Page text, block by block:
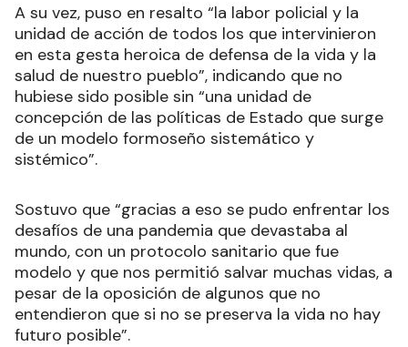
A su vez, puso en resalto “la labor policial y la
unidad de acción de todos los que intervinieron
en esta gesta heroica de defensa de la vida y la
salud de nuestro pueblo”, indicando que no
hubiese sido posible sin “una unidad de
concepción de las políticas de Estado que surge
de un modelo formoseño sistemático y
sistémico”.
Sostuvo que “gracias a eso se pudo enfrentar los
desafíos de una pandemia que devastaba al
mundo, con un protocolo sanitario que fue
modelo y que nos permitió salvar muchas vidas, a
pesar de la oposición de algunos que no
entendieron que si no se preserva la vida no hay
futuro posible”.